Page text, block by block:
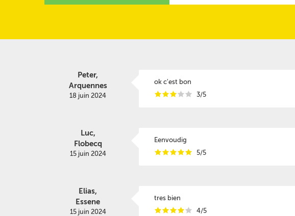
Peter,
Arquennes
18 juin 2024
ok c'est bon
iiiii 3/5
Luc,
Flobecq
15 juin 2024
Eenvoudig
iiiii 5/5
Elias,
Essene
15 juin 2024
tres bien
iiiii 4/5